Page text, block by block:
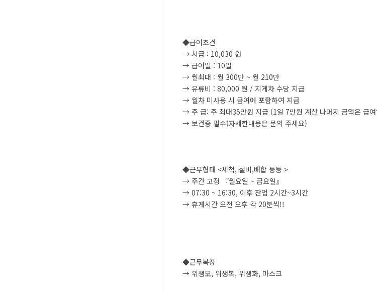
◆급여조건
→ 시급 : 10,030 원
→ 급여일 : 10일
→ 월최대 : 월 300만 ~ 월 210만
→ 유류비 : 80,000 원 / 지게차 수당 지급
→ 월차 미사용 시 급여에 포함하여 지급
→ 주 급: 주 최대35만원 지급 (1일 7만원 계산 나머지 금액은 급
→ 보건증 필수(자세한내용은 문의 주세요)
◆근무형태 <세척, 설비,배합 등등 >
→ 주간 고정 『월요일 ~ 금요일』
→ 07:30 ~ 16:30, 이후 잔업 2시간~3시간
→ 휴게시간 오전 오후 각 20분씩!!
◆근무복장
→ 위생모, 위생복, 위생화, 마스크